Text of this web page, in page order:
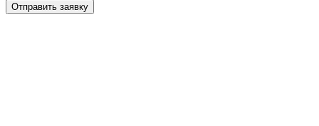
Отправить заявку